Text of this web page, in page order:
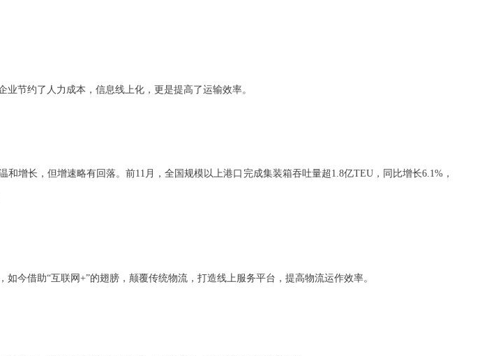
业节约了人力成本，信息线上化，更是提高了运输效率。
如今借助“互联网+”的翅膀，颠覆传统物流，打造线上服务平台，提高物流运作效率。